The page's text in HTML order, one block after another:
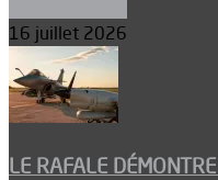
16 juillet 2026
LE RAFALE